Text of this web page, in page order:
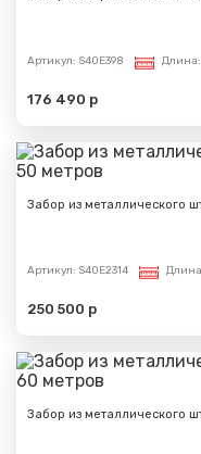
Артикул: S40E398 Длина:
176 490 р
Забор из металлического
Артикул: S40E2314
250 500 р
Забор из металлического